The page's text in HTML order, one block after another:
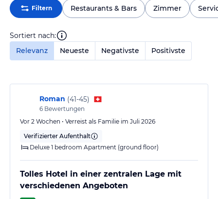
Filtern Restaurants & Bars Zimmer
Sortiert nach:
Relevanz
Neueste Negativste Positivste
Roman (41-45)
6 Bewertungen
Vor 2 Wochen • Verreist als Familie im Juli 2026
Verifizierter Aufenthalt
Deluxe 1 bedroom Apartment (ground floor)
Tolles Hotel in einer zentralen Lage mit
verschiedenen Angeboten